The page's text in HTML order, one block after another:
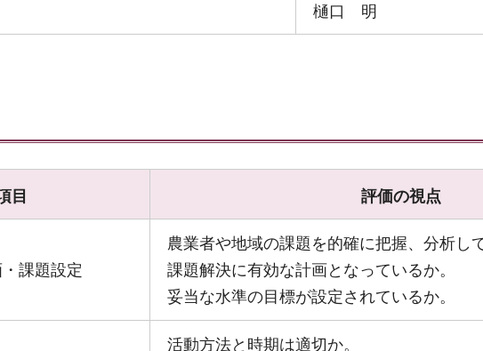
樋口 明
目 評価の視点
課題設定
農業者や地域の課題を的確に把握、分析し
課題解決に有効な計画となっているか。
妥当な水準の目標が設定されているか。
活動方法と時期は適切か。